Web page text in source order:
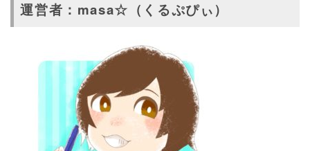
運営者：masa☆（くるぷぴぃ）